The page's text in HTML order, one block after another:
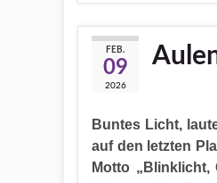
FEB.
09
2026
Buntes Licht,
auf den letzten
Motto